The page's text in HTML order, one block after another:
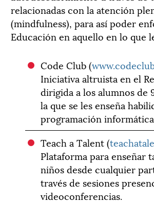
relacionadas con la atención
(mindfulness), para así poder
Educación en aquello en lo que
Code Club (
Iniciativa altruista en el
dirigida a los alumnos de
la que se les enseña
programación
Teach a Talent (
Plataforma para enseñar
niños desde cualquier
través de sesiones
videoconferencias.